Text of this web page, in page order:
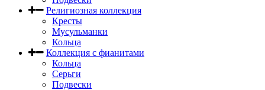
Религиозная коллекция
Кресты
Мусульманки
Кольца
Коллекция с фианитами
Кольца
Серьги
Подвески